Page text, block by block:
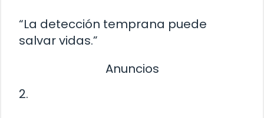
“La detección temprana puede
salvar vidas.”
Anuncios
2.